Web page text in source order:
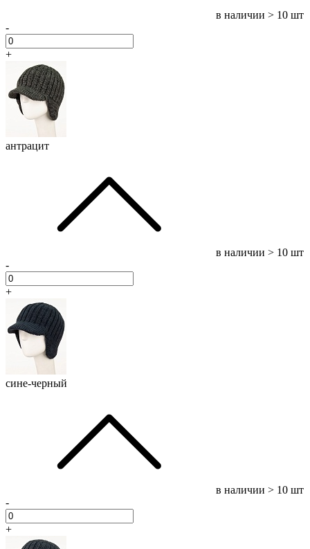
в наличии > 10 шт
-
+
антрацит
в наличии > 10 шт
-
+
сине-черный
в наличии > 10 шт
-
+